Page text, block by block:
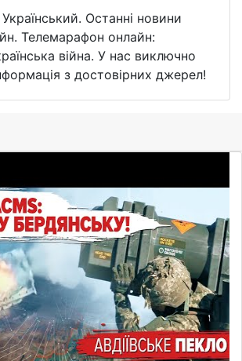
Останні новини
Телемарафон онлайн:
війна. У нас виключно
з достовірних джерел!